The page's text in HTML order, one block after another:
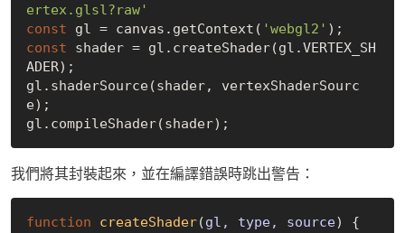
ertex.glsl?raw'
const gl = canvas.getContext( 'webgl2'
const shader = gl.createShader(gl.VERTEX_SH
ADER);
gl.shaderSource(shader, vertexShaderSourc
e);
我們將其封裝起來，並在編譯錯誤時跳出警告：
function createShader(gl, type, source) {